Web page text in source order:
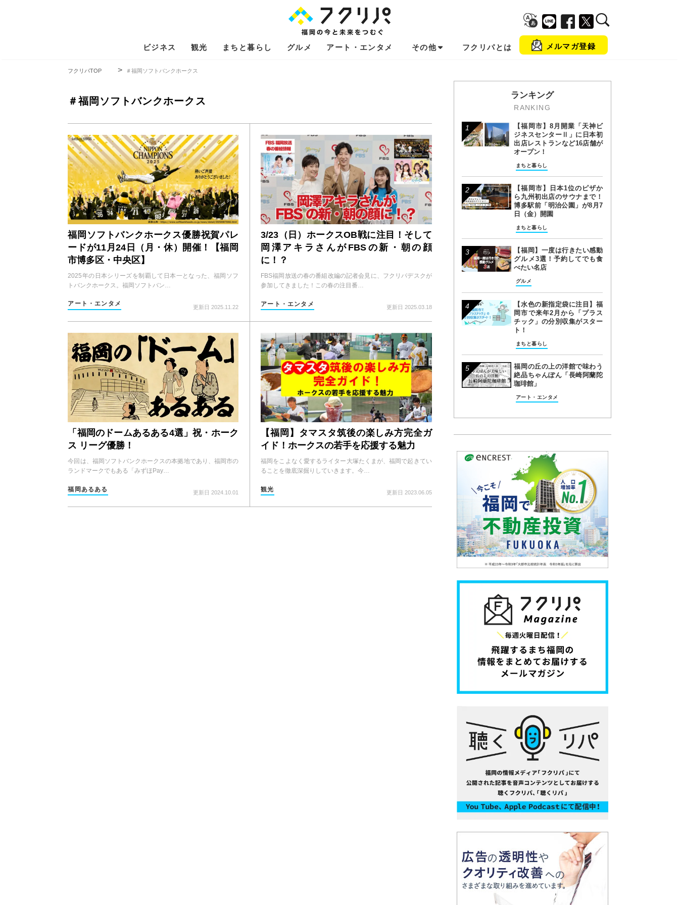
ビジネス 観光 まちと暮らし グルメ アート・エンタメ その他 フクリパとは メルマガ登録
フクリパTOP ＃福岡ソフトバンクホークス
＃福岡ソフトバンクホークス
福岡ソフトバンクホークス優勝祝賀パレ
ードが11月24日（月・休）開催！【福岡
市博多区・中央区】
2025年の日本シリーズを制覇して日本一となった、福岡ソフ
トバンクホークス。福岡ソフトバン…
アート・エンタメ 更新日 2025.11.22
3/23（日）ホークスOB戦に注目！そして
岡澤アキラさんがFBSの新・朝の顔
に！？
FBS福岡放送の春の番組改編の記者会見に、フクリパデスクが
参加してきました！この春の注目番…
アート・エンタメ 更新日 2025.03.18
「福岡のドームあるある4選」祝・ホーク
ス リーグ優勝！
今回は、福岡ソフトバンクホークスの本拠地であり、福岡市の
ランドマークでもある「みずほPay…
福岡あるある 更新日 2024.10.01
【福岡】タマスタ筑後の楽しみ方完全ガ
イド！ホークスの若手を応援する魅力
福岡をこよなく愛するライター大塚たくまが、福岡で起きてい
ることを徹底深掘りしていきます。今…
観光 更新日 2023.06.05
ランキング
RANKING
【福岡市】8月開業「天神ビ
ジネスセンターⅡ」に日本初
出店レストランなど16店舗が
オープン！
まちと暮らし
【福岡市】日本1位のピザか
ら九州初出店のサウナまで！
博多駅前「明治公園」が8月7
日（金）開園
まちと暮らし
【福岡】一度は行きたい感動
グルメ3選！予約してでも食
べたい名店
グルメ
【水色の新指定袋に注目】福
岡市で来年2月から「プラス
チック」の分別収集がスター
ト！
まちと暮らし
福岡の丘の上の洋館で味わう
絶品ちゃんぽん「長崎阿蘭陀
珈琲館」
アート・エンタメ